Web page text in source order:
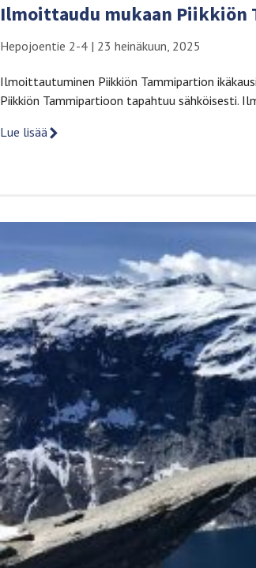
Ilmoittaudu mukaan Piikkiön
Hepojoentie 2-4 | 23 heinäkuun, 2025
Ilmoittautuminen Piikkiön Tammipartion
Piikkiön Tammipartioon tapahtuu sähköisesti.
Lue lisää